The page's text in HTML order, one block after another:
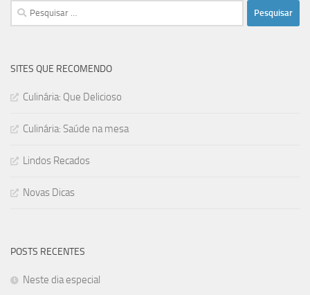
Pesquisar
por:
SITES QUE RECOMENDO
Culinária: Que Delicioso
Culinária: Saúde na mesa
Lindos Recados
Novas Dicas
POSTS RECENTES
Neste dia especial